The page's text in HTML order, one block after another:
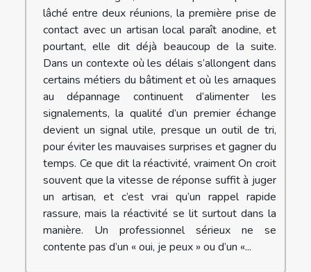
lâché entre deux réunions, la première prise de
contact avec un artisan local paraît anodine, et
pourtant, elle dit déjà beaucoup de la suite.
Dans un contexte où les délais s’allongent dans
certains métiers du bâtiment et où les arnaques
au dépannage continuent d’alimenter les
signalements, la qualité d’un premier échange
devient un signal utile, presque un outil de tri,
pour éviter les mauvaises surprises et gagner du
temps. Ce que dit la réactivité, vraiment On croit
souvent que la vitesse de réponse suffit à juger
un artisan, et c’est vrai qu’un rappel rapide
rassure, mais la réactivité se lit surtout dans la
manière. Un professionnel sérieux ne se
contente pas d’un « oui, je peux » ou d’un «...